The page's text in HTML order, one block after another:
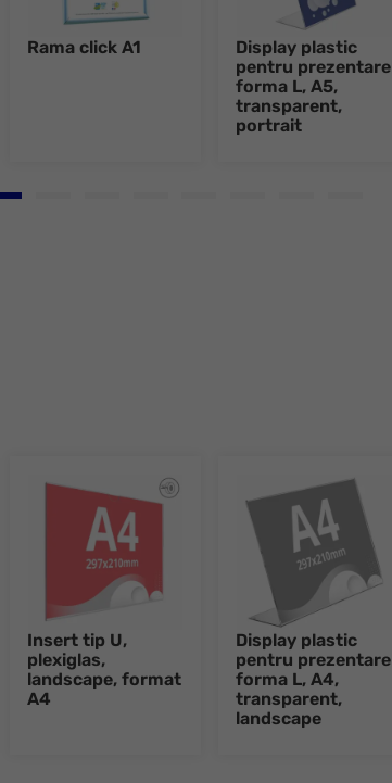
Rama click A1
Display plastic
pentru prezentare
forma L, A5,
transparent,
portrait
Go to slide 1
Insert tip U,
plexiglas,
landscape, format
A4
Display plastic
pentru prezentare
forma L, A4,
transparent,
landscape